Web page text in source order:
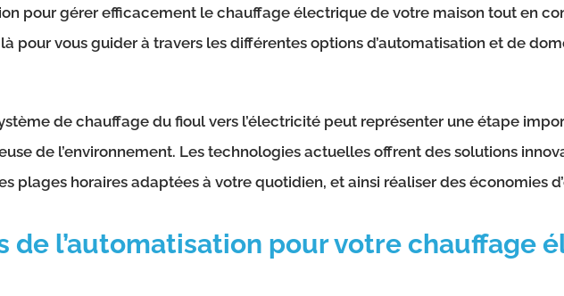
pour gérer efficacement le chauffage électrique de votre maison tout en
pour vous guider à travers les différentes options d’automatisation et de
de chauffage du fioul vers l’électricité peut représenter une étape
de l’environnement. Les technologies actuelles offrent des solutions
plages horaires adaptées à votre quotidien, et ainsi réaliser des économies
de l’automatisation pour votre chauffage